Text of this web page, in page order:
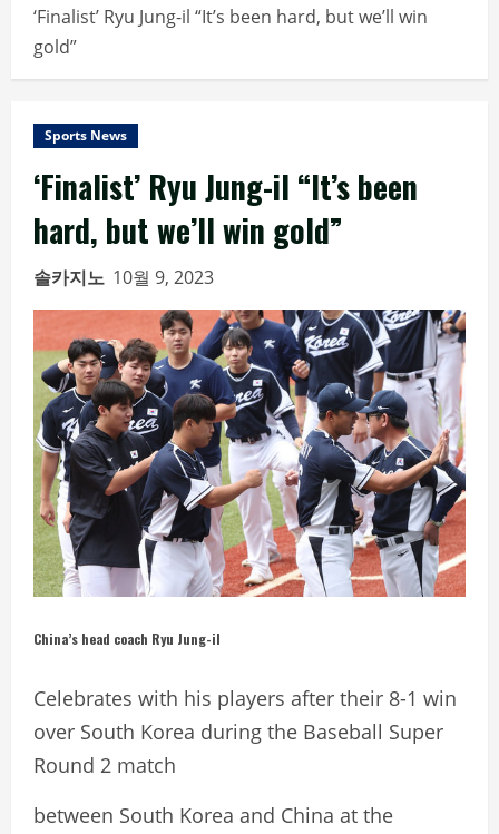
‘Finalist’ Ryu Jung-il “It’s been hard, but we’ll win
gold”
Sports News
‘Finalist’ Ryu Jung-il “It’s been
hard, but we’ll win gold”
솔카지노 10월 9, 2023
China’s head coach Ryu Jung-il
Celebrates with his players after their 8-1 win
over South Korea during the Baseball Super
Round 2 match
between South Korea and China at the